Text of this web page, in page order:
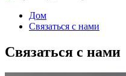
Дом
Связаться с нами
Связаться с нами